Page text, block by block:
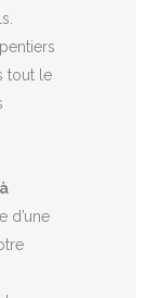
tout le
d’une